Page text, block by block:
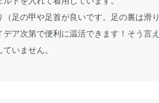
足の甲や足首が良いです。足の裏は滑り
ア次第で便利に温活できます！そう言え
いません。